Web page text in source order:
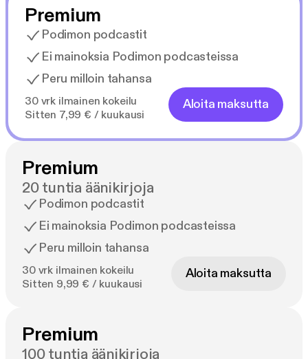
Premium
Podimon podcastit
Ei mainoksia Podimon podcasteissa
Peru milloin tahansa
30 vrk ilmainen kokeilu
Sitten 7,99 € / kuukausi
Aloita maksutta
Premium
20 tuntia äänikirjoja
Podimon podcastit
Ei mainoksia Podimon podcasteissa
Peru milloin tahansa
30 vrk ilmainen kokeilu
Sitten 9,99 € / kuukausi
Aloita maksutta
Premium
100 tuntia äänikirjoja